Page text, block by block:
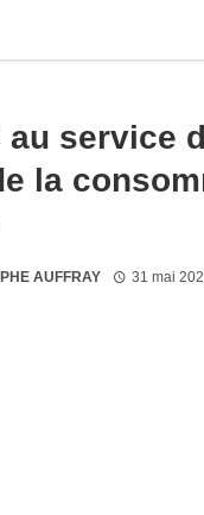
au service
la
AUFFRAY 31 mai